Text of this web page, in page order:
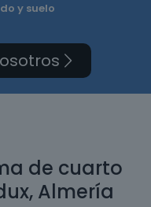
y suelo
de cuarto
Almería